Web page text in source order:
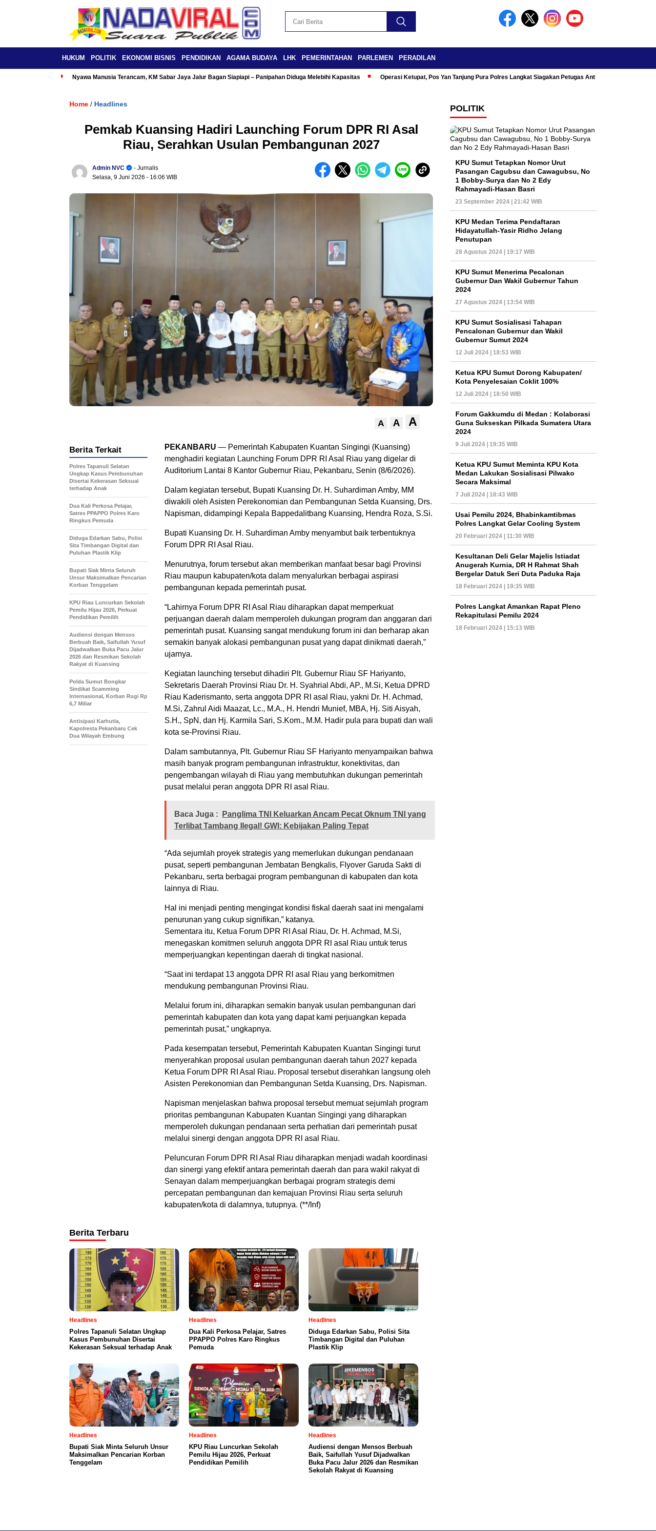
HUKUM POLITIK EKONOMI BISNIS PENDIDIKAN AGAMA BUDAYA LHK PEMERINTAHAN PARLEMEN PERADILAN
Nyawa Manusia Terancam, KM Sabar Jaya Jalur Bagan Siapiapi – Panipahan Diduga Melebihi Kapasitas Operasi Ketupat, Pos Yan Tanjung Pura Polres Langkat Siagakan Petugas Antisipasi Kemacetan
Home / Headlines
Pemkab Kuansing Hadiri Launching Forum DPR RI Asal
Riau, Serahkan Usulan Pembangunan 2027
Admin NVC
- Jurnalis
Selasa, 9 Juni 2026 - 16:06 WIB
A A A
PEKANBARU — Pemerintah Kabupaten Kuantan Singingi (Kuansing)
menghadiri kegiatan Launching Forum DPR RI Asal Riau yang digelar di
Auditorium Lantai 8 Kantor Gubernur Riau, Pekanbaru, Senin (8/6/2026).
Dalam kegiatan tersebut, Bupati Kuansing Dr. H. Suhardiman Amby, MM
diwakili oleh Asisten Perekonomian dan Pembangunan Setda Kuansing, Drs.
Napisman, didampingi Kepala Bappedalitbang Kuansing, Hendra Roza, S.Si.
Bupati Kuansing Dr. H. Suhardiman Amby menyambut baik terbentuknya
Forum DPR RI Asal Riau.
Menurutnya, forum tersebut akan memberikan manfaat besar bagi Provinsi
Riau maupun kabupaten/kota dalam menyalurkan berbagai aspirasi
pembangunan kepada pemerintah pusat.
“Lahirnya Forum DPR RI Asal Riau diharapkan dapat memperkuat
perjuangan daerah dalam memperoleh dukungan program dan anggaran dari
pemerintah pusat. Kuansing sangat mendukung forum ini dan berharap akan
semakin banyak alokasi pembangunan pusat yang dapat dinikmati daerah,”
ujarnya.
Kegiatan launching tersebut dihadiri Plt. Gubernur Riau SF Hariyanto,
Sekretaris Daerah Provinsi Riau Dr. H. Syahrial Abdi, AP., M.Si, Ketua DPRD
Riau Kaderismanto, serta anggota DPR RI asal Riau, yakni Dr. H. Achmad,
M.Si, Zahrul Aidi Maazat, Lc., M.A., H. Hendri Munief, MBA, Hj. Siti Aisyah,
S.H., SpN, dan Hj. Karmila Sari, S.Kom., M.M. Hadir pula para bupati dan wali
kota se-Provinsi Riau.
Dalam sambutannya, Plt. Gubernur Riau SF Hariyanto menyampaikan bahwa
masih banyak program pembangunan infrastruktur, konektivitas, dan
pengembangan wilayah di Riau yang membutuhkan dukungan pemerintah
pusat melalui peran anggota DPR RI asal Riau.
Baca Juga :
Panglima TNI Keluarkan Ancam Pecat Oknum TNI yang
Terlibat Tambang Ilegal! GWI: Kebijakan Paling Tepat
“Ada sejumlah proyek strategis yang memerlukan dukungan pendanaan
pusat, seperti pembangunan Jembatan Bengkalis, Flyover Garuda Sakti di
Pekanbaru, serta berbagai program pembangunan di kabupaten dan kota
lainnya di Riau.
Hal ini menjadi penting mengingat kondisi fiskal daerah saat ini mengalami
penurunan yang cukup signifikan,” katanya.
Sementara itu, Ketua Forum DPR RI Asal Riau, Dr. H. Achmad, M.Si,
menegaskan komitmen seluruh anggota DPR RI asal Riau untuk terus
memperjuangkan kepentingan daerah di tingkat nasional.
“Saat ini terdapat 13 anggota DPR RI asal Riau yang berkomitmen
mendukung pembangunan Provinsi Riau.
Melalui forum ini, diharapkan semakin banyak usulan pembangunan dari
pemerintah kabupaten dan kota yang dapat kami perjuangkan kepada
pemerintah pusat,” ungkapnya.
Pada kesempatan tersebut, Pemerintah Kabupaten Kuantan Singingi turut
menyerahkan proposal usulan pembangunan daerah tahun 2027 kepada
Ketua Forum DPR RI Asal Riau. Proposal tersebut diserahkan langsung oleh
Asisten Perekonomian dan Pembangunan Setda Kuansing, Drs. Napisman.
Napisman menjelaskan bahwa proposal tersebut memuat sejumlah program
prioritas pembangunan Kabupaten Kuantan Singingi yang diharapkan
memperoleh dukungan pendanaan serta perhatian dari pemerintah pusat
melalui sinergi dengan anggota DPR RI asal Riau.
Peluncuran Forum DPR RI Asal Riau diharapkan menjadi wadah koordinasi
dan sinergi yang efektif antara pemerintah daerah dan para wakil rakyat di
Senayan dalam memperjuangkan berbagai program strategis demi
percepatan pembangunan dan kemajuan Provinsi Riau serta seluruh
kabupaten/kota di dalamnya, tutupnya. (**/Inf)
Berita Terkait
Polres Tapanuli Selatan
Ungkap Kasus Pembunuhan
Disertai Kekerasan Seksual
terhadap Anak
Dua Kali Perkosa Pelajar,
Satres PPAPPO Polres Karo
Ringkus Pemuda
Diduga Edarkan Sabu, Polisi
Sita Timbangan Digital dan
Puluhan Plastik Klip
Bupati Siak Minta Seluruh
Unsur Maksimalkan Pencarian
Korban Tenggelam
KPU Riau Luncurkan Sekolah
Pemilu Hijau 2026, Perkuat
Pendidikan Pemilih
Audiensi dengan Mensos
Berbuah Baik, Saifullah Yusuf
Dijadwalkan Buka Pacu Jalur
2026 dan Resmikan Sekolah
Rakyat di Kuansing
Polda Sumut Bongkar
Sindikat Scamming
Internasional, Korban Rugi Rp
6,7 Miliar
Antisipasi Karhutla,
Kapolresta Pekanbaru Cek
Dua Wilayah Embung
Berita Terbaru
Headlines
Polres Tapanuli Selatan Ungkap
Kasus Pembunuhan Disertai
Kekerasan Seksual terhadap Anak
Headlines
Dua Kali Perkosa Pelajar, Satres
PPAPPO Polres Karo Ringkus
Pemuda
Headlines
Diduga Edarkan Sabu, Polisi Sita
Timbangan Digital dan Puluhan
Plastik Klip
Headlines
Bupati Siak Minta Seluruh Unsur
Maksimalkan Pencarian Korban
Tenggelam
Headlines
KPU Riau Luncurkan Sekolah
Pemilu Hijau 2026, Perkuat
Pendidikan Pemilih
Headlines
Audiensi dengan Mensos Berbuah
Baik, Saifullah Yusuf Dijadwalkan
Buka Pacu Jalur 2026 dan Resmikan
Sekolah Rakyat di Kuansing
POLITIK
KPU Sumut Tetapkan Nomor Urut
Pasangan Cagubsu dan Cawagubsu, No
1 Bobby-Surya dan No 2 Edy
Rahmayadi-Hasan Basri
23 September 2024 | 21:42 WIB
KPU Medan Terima Pendaftaran
Hidayatullah-Yasir Ridho Jelang
Penutupan
28 Agustus 2024 | 19:17 WIB
KPU Sumut Menerima Pecalonan
Gubernur Dan Wakil Gubernur Tahun
2024
27 Agustus 2024 | 13:54 WIB
KPU Sumut Sosialisasi Tahapan
Pencalonan Gubernur dan Wakil
Gubernur Sumut 2024
12 Juli 2024 | 18:53 WIB
Ketua KPU Sumut Dorong Kabupaten/
Kota Penyelesaian Coklit 100%
12 Juli 2024 | 18:50 WIB
Forum Gakkumdu di Medan : Kolaborasi
Guna Sukseskan Pilkada Sumatera Utara
2024
9 Juli 2024 | 19:35 WIB
Ketua KPU Sumut Meminta KPU Kota
Medan Lakukan Sosialisasi Pilwako
Secara Maksimal
7 Juli 2024 | 18:43 WIB
Usai Pemilu 2024, Bhabinkamtibmas
Polres Langkat Gelar Cooling System
20 Februari 2024 | 11:30 WIB
Kesultanan Deli Gelar Majelis Istiadat
Anugerah Kurnia, DR H Rahmat Shah
Bergelar Datuk Seri Duta Paduka Raja
18 Februari 2024 | 19:35 WIB
Polres Langkat Amankan Rapat Pleno
Rekapitulasi Pemilu 2024
18 Februari 2024 | 15:13 WIB